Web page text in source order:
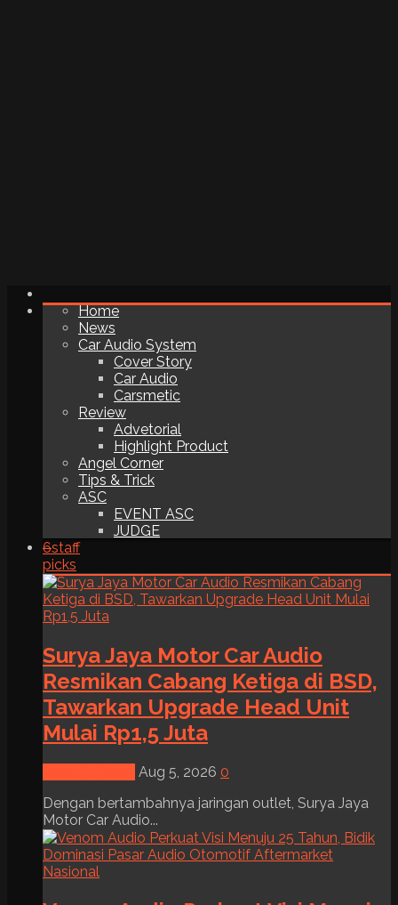
Home
News
Car Audio System
Cover Story
Car Audio
Carsmetic
Review
Advetorial
Highlight Product
Angel Corner
Tips & Trick
ASC
EVENT ASC
JUDGE
6staff
picks
Surya Jaya Motor Car Audio
Resmikan Cabang Ketiga di BSD,
Tawarkan Upgrade Head Unit
Mulai Rp1,5 Juta
Aug 5, 2026 0
Dengan bertambahnya jaringan outlet, Surya Jaya
Motor Car Audio...